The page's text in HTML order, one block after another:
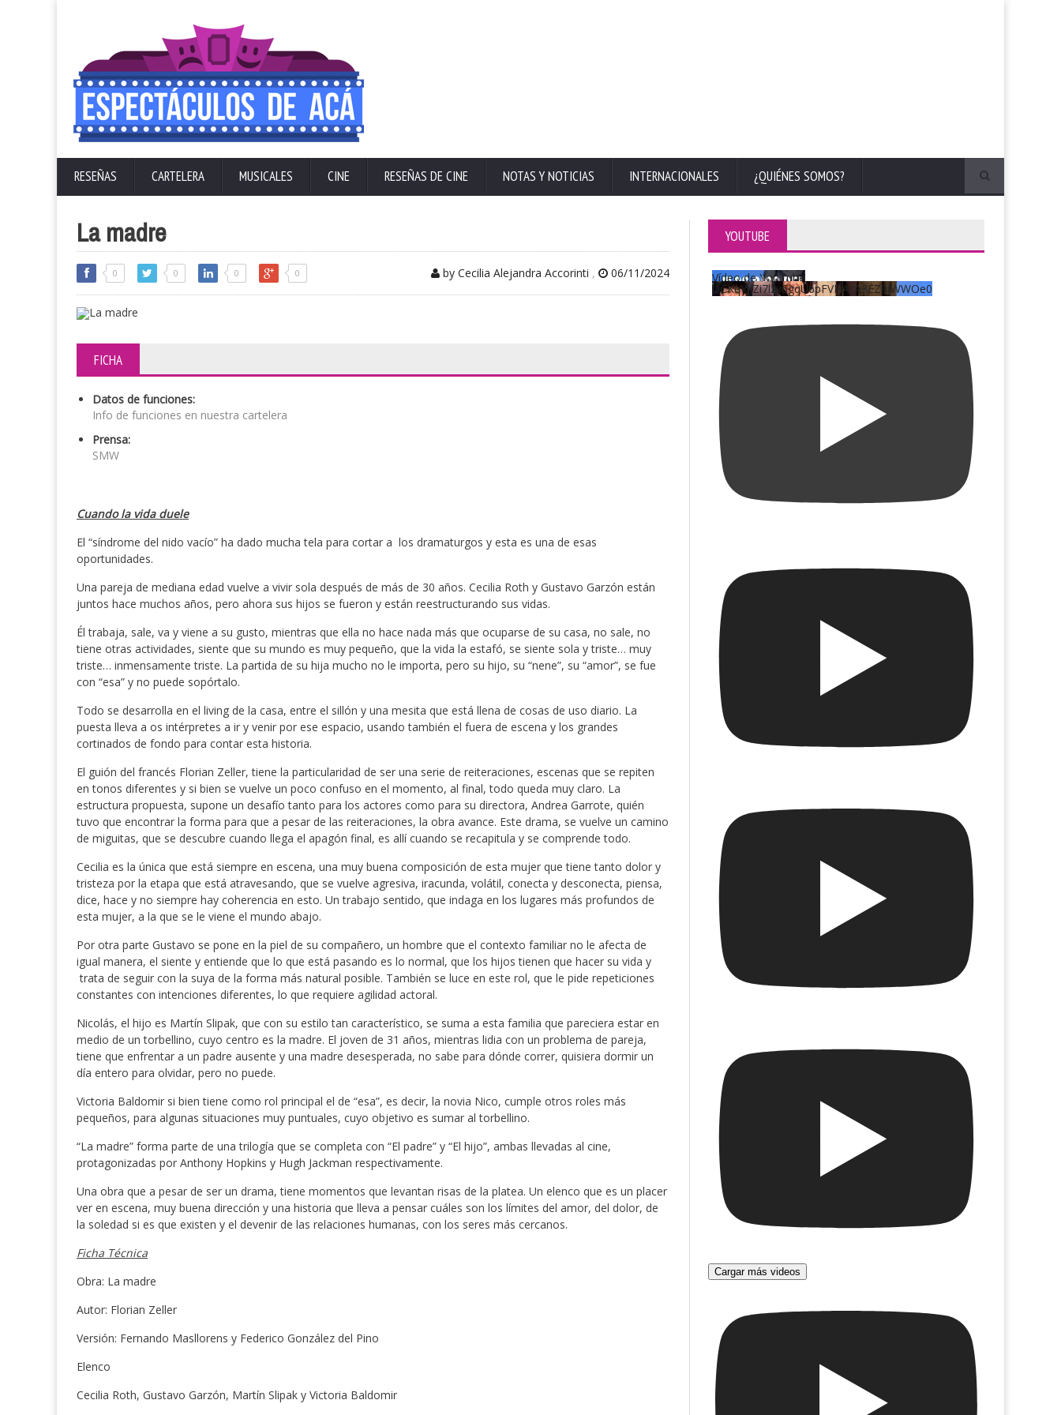
RESEÑAS CARTELERA MUSICALES CINE RESEÑAS DE CINE NOTAS Y NOTICIAS INTERNACIONALES ¿QUIÉNES SOMOS?
La madre
0 0 0 0 by Cecilia Alejandra Accorinti , 06/11/2024
FICHA
Datos de funciones:
Info de funciones en nuestra cartelera
Prensa:
SMW
Cuando la vida duele
El “síndrome del nido vacío” ha dado mucha tela para cortar a los dramaturgos y esta es una de esas
oportunidades.
Una pareja de mediana edad vuelve a vivir sola después de más de 30 años. Cecilia Roth y Gustavo Garzón están
juntos hace muchos años, pero ahora sus hijos se fueron y están reestructurando sus vidas.
Él trabaja, sale, va y viene a su gusto, mientras que ella no hace nada más que ocuparse de su casa, no sale, no
tiene otras actividades, siente que su mundo es muy pequeño, que la vida la estafó, se siente sola y triste… muy
triste… inmensamente triste. La partida de su hija mucho no le importa, pero su hijo, su “nene”, su “amor”, se fue
con “esa” y no puede sopórtalo.
Todo se desarrolla en el living de la casa, entre el sillón y una mesita que está llena de cosas de uso diario. La
puesta lleva a os intérpretes a ir y venir por ese espacio, usando también el fuera de escena y los grandes
cortinados de fondo para contar esta historia.
El guión del francés Florian Zeller, tiene la particularidad de ser una serie de reiteraciones, escenas que se repiten
en tonos diferentes y si bien se vuelve un poco confuso en el momento, al final, todo queda muy claro. La
estructura propuesta, supone un desafío tanto para los actores como para su directora, Andrea Garrote, quién
tuvo que encontrar la forma para que a pesar de las reiteraciones, la obra avance. Este drama, se vuelve un camino
de miguitas, que se descubre cuando llega el apagón final, es allí cuando se recapitula y se comprende todo.
Cecilia es la única que está siempre en escena, una muy buena composición de esta mujer que tiene tanto dolor y
tristeza por la etapa que está atravesando, que se vuelve agresiva, iracunda, volátil, conecta y desconecta, piensa,
dice, hace y no siempre hay coherencia en esto. Un trabajo sentido, que indaga en los lugares más profundos de
esta mujer, a la que se le viene el mundo abajo.
Por otra parte Gustavo se pone en la piel de su compañero, un hombre que el contexto familiar no le afecta de
igual manera, el siente y entiende que lo que está pasando es lo normal, que los hijos tienen que hacer su vida y
trata de seguir con la suya de la forma más natural posible. También se luce en este rol, que le pide repeticiones
constantes con intenciones diferentes, lo que requiere agilidad actoral.
Nicolás, el hijo es Martín Slipak, que con su estilo tan característico, se suma a esta familia que pareciera estar en
medio de un torbellino, cuyo centro es la madre. El joven de 31 años, mientras lidia con un problema de pareja,
tiene que enfrentar a un padre ausente y una madre desesperada, no sabe para dónde correr, quisiera dormir un
día entero para olvidar, pero no puede.
Victoria Baldomir si bien tiene como rol principal el de “esa”, es decir, la novia Nico, cumple otros roles más
pequeños, para algunas situaciones muy puntuales, cuyo objetivo es sumar al torbellino.
“La madre” forma parte de una trilogía que se completa con “El padre” y “El hijo”, ambas llevadas al cine,
protagonizadas por Anthony Hopkins y Hugh Jackman respectivamente.
Una obra que a pesar de ser un drama, tiene momentos que levantan risas de la platea. Un elenco que es un placer
ver en escena, muy buena dirección y una historia que lleva a pensar cuáles son los límites del amor, del dolor, de
la soledad si es que existen y el devenir de las relaciones humanas, con los seres más cercanos.
Ficha Técnica
Obra: La madre
Autor: Florian Zeller
Versión: Fernando Masllorens y Federico González del Pino
Elenco
Cecilia Roth, Gustavo Garzón, Martín Slipak y Victoria Baldomir
YOUTUBE
Vídeo de YouTube
UCKqYjiZi7lzy6gqU6pFVFiA_A3EZ9JWWOe0
Cargar más videos